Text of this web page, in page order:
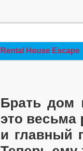
Rental House Escape
Брать дом
это весьма
и главный